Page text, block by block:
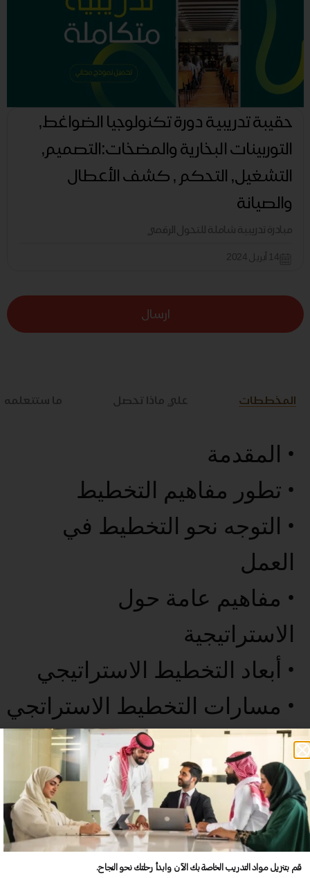
حقيبة تدريبية دورة تكنولوجيا الضواغط,
التوربينات البخارية والمضخات:التصميم,
التشغيل, التحكم , كشف الأعطال
والصيانة
مبادرة تدريبية شاملة للتحول الرقمي
14 أبريل 2024
ارسال
المخططات علي ماذا تحصل ما ستتعلمه
• المقدمة
• تطور مفاهيم التخطيط
• التوجه نحو التخطيط في
العمل
• مفاهيم عامة حول
الاستراتيجية
• أبعاد التخطيط الاستراتيجي
• مسارات التخطيط الاستراتجي
• التحليلات المرتبطة بالتخطيط
الاستراتيجي
• الخاتمة
قم بتنزيل مواد التدريب الخاصة بك الآن وابدأ رحلتك نحو النجاح.